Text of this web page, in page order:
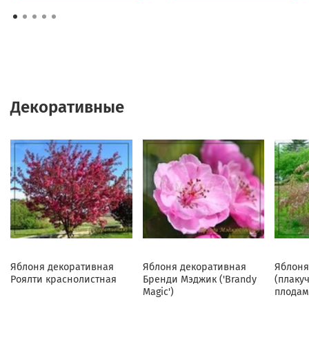
Декоративные
Яблоня декоративная
Роялти краснолистная
Яблоня декоративная
Бренди Мэджик ('Brandy
Magic')